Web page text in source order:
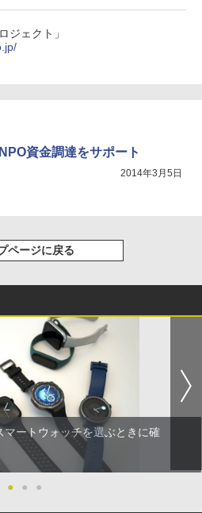
ジェクト」
資金調達をサポート
2014年3月5日
ページに戻る
ートウォッチを選ぶときに確
● ● ●